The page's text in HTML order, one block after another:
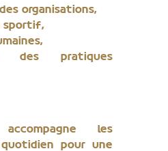
organisations,
sportif,
des pratiques
les
pour une